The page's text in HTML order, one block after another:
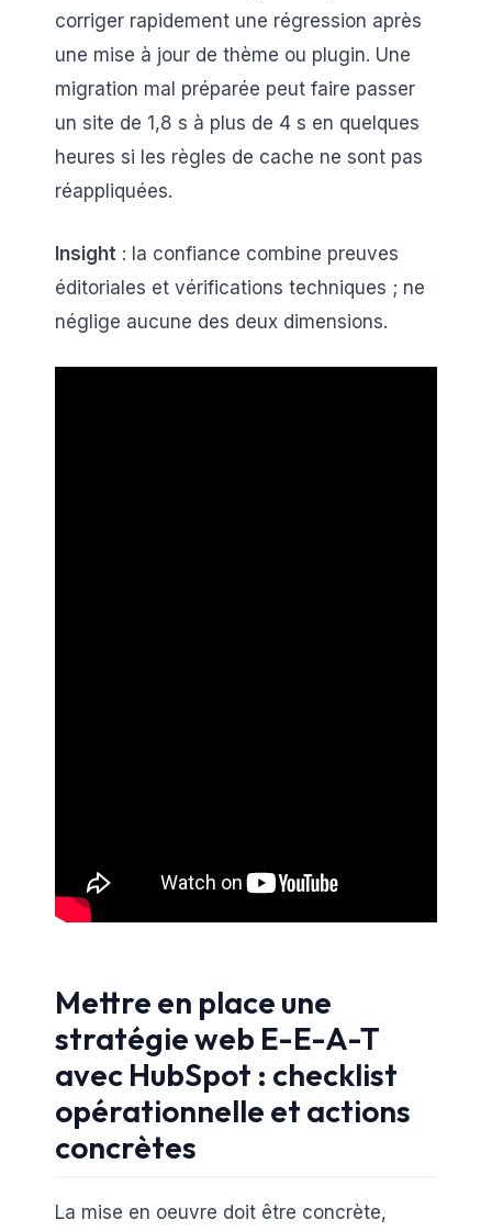
corriger rapidement une régression après
une mise à jour de thème ou plugin. Une
migration mal préparée peut faire passer
un site de 1,8 s à plus de 4 s en quelques
heures si les règles de cache ne sont pas
réappliquées.
Insight : la confiance combine preuves
éditoriales et vérifications techniques ; ne
néglige aucune des deux dimensions.
Mettre en place une
stratégie web E-E-A-T
avec HubSpot : checklist
opérationnelle et actions
concrètes
La mise en oeuvre doit être concrète,